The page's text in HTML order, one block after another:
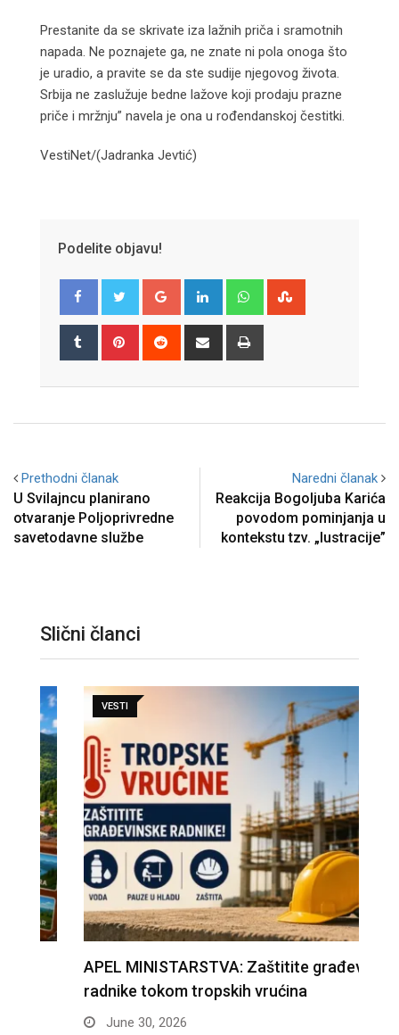
Prestanite da se skrivate iza lažnih priča i sramotnih
napada. Ne poznajete ga, ne znate ni pola onoga što
je uradio, a pravite se da ste sudije njegovog života.
Srbija ne zaslužuje bedne lažove koji prodaju prazne
priče i mržnju” navela je ona u rođendanskoj čestitki.
VestiNet/(Jadranka Jevtić)
Podelite objavu!
Google+ LinkedIn Whatsapp
Tumblr Pinterest Reddit
Share
Prethodni članak
U Svilajncu planirano
otvaranje Poljoprivredne
savetodavne službe
Naredni članak
Reakcija Bogoljuba Karića
povodom pominjanja u
kontekstu tzv. „lustracije”
Slični članci
APEL MINISTARSTVA: Zaštitite građevinske
radnike tokom tropskih vrućina
June 30, 2026